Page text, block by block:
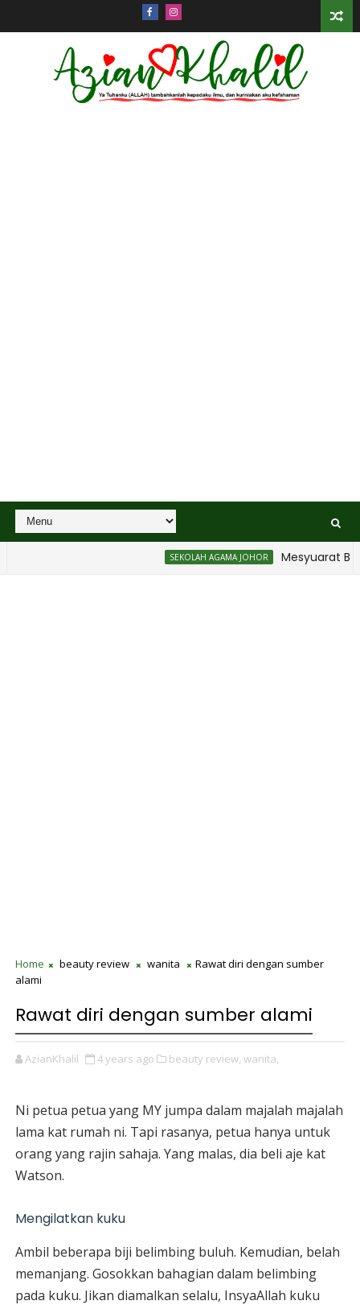
SEKOLAH AGAMA JOHOR Mesyuarat Badan
Home beauty review wanita
Rawat diri dengan sumber
alami
Rawat diri dengan sumber alami
AzianKhalil 4 years ago beauty review, wanita,
Ni petua petua yang MY jumpa dalam majalah majalah
lama kat rumah ni. Tapi rasanya, petua hanya untuk
orang yang rajin sahaja. Yang malas, dia beli aje kat
Watson.
Mengilatkan kuku
Ambil beberapa biji belimbing buluh. Kemudian, belah
memanjang. Gosokkan bahagian dalam belimbing
pada kuku. Jikan diamalkan selalu, InsyaAllah kuku